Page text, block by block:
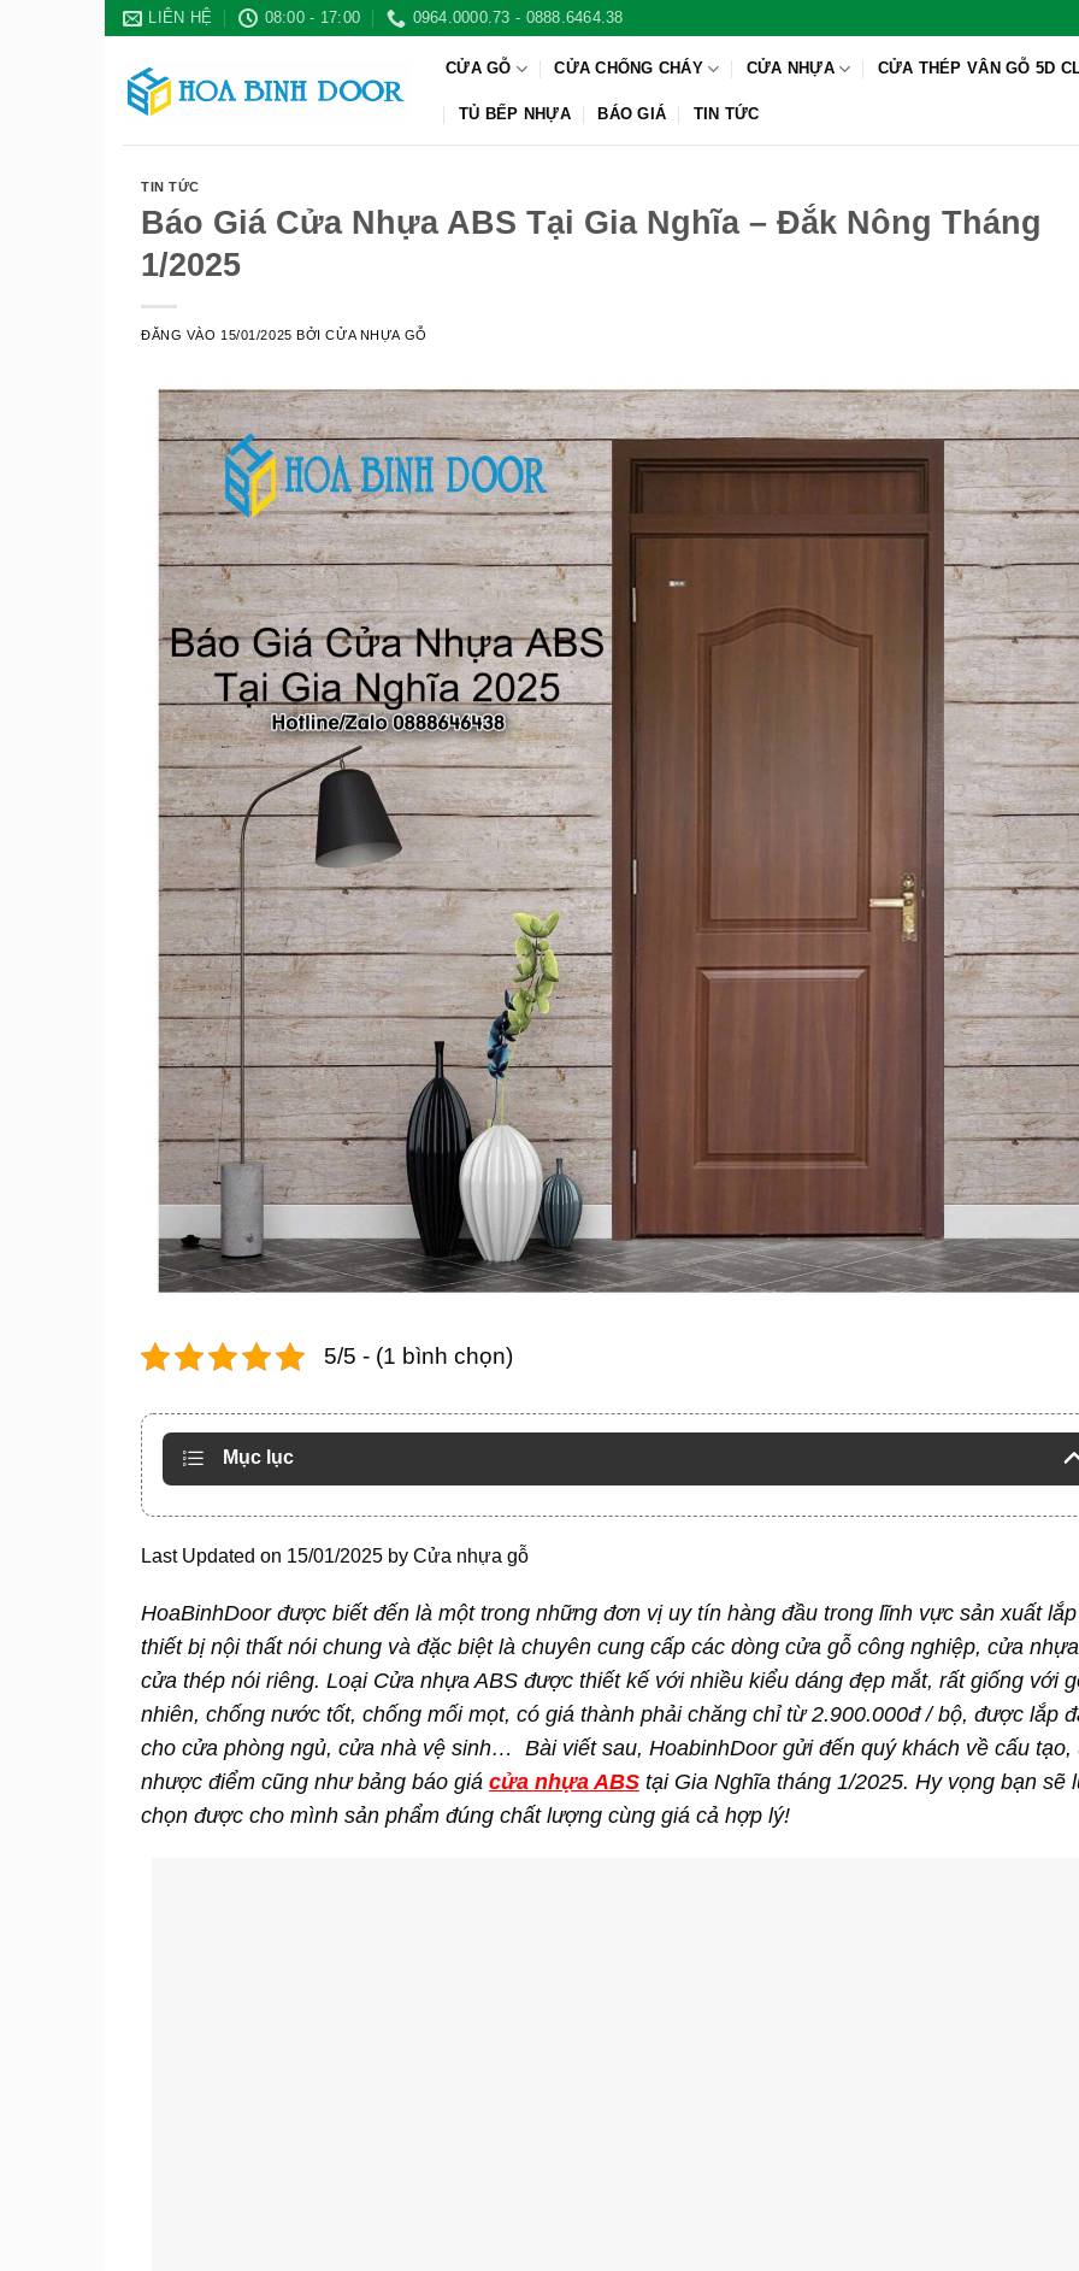
Bỏ
dung
LIÊN HỆ 08:00 - 17:00 0964.0000.73 - 0888.6464.38
CỬA GỖ CỬA CHỐNG CHÁY CỬA NHỰA CỬA THÉP VÂN GỖ 5D
TỦ BẾP NHỰA BÁO GIÁ TIN TỨC
TIN TỨC
Báo Giá Cửa Nhựa ABS Tại Gia Nghĩa – Đắk Nông Tháng
1/2025
ĐĂNG VÀO 15/01/2025 BỞICỬA NHỰA GỖ
5/5 - (1 bình chọn)
Mục lục
Last Updated on 15/01/2025 by Cửa nhựa gỗ
HoaBinhDoor được biết đến là một trong những đơn vị uy tín hàng đầu trong lĩnh vực sản xuất
thiết bị nội thất nói chung và đặc biệt là chuyên cung cấp các dòng cửa gỗ công nghiệp, cửa
cửa thép nói riêng. Loại Cửa nhựa ABS được thiết kế với nhiều kiểu dáng đẹp mắt, rất giống với
nhiên, chống nước tốt, chống mối mọt, có giá thành phải chăng chỉ từ 2.900.000đ / bộ, được lắp
cho cửa phòng ngủ, cửa nhà vệ sinh… Bài viết sau, HoabinhDoor gửi đến quý khách về cấu tạo,
nhược điểm cũng như bảng báo giá cửa nhựa ABS tại Gia Nghĩa tháng 1/2025. Hy vọng bạn sẽ
chọn được cho mình sản phẩm đúng chất lượng cùng giá cả hợp lý!